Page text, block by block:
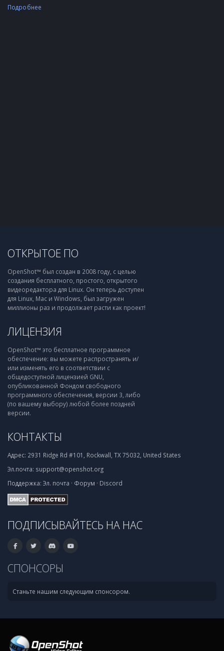
Подробнее
ОТКРЫТОЕ ПО
OpenShot™ был создан в 2008 году, с целью
создания бесплатного, простого, открытого
видеоредактора для Linux. Он теперь доступен
для Linux, Mac и Windows, был загружен
миллионы раз и продолжает расти как проект!
ЛИЦЕНЗИЯ
OpenShot™ это бесплатное программное
обеспечение: вы можете распространять и/
или изменять его в соответствии с
общедоступной лицензией GNU,
опубликованной Фондом свободного
программного обеспечения, версии 3, либо
(по вашему выбору) любой более поздней
версии.
КОНТАКТЫ
Адрес: 2931 Ridge Rd #101, Rockwall, TX 75032, United States
Эл.почта: support@openshot.org
Поддержка: Эл. почта · Форум · Discord
ПОДПИСЫВАЙТЕСЬ НА НАС
СПОНСОРЫ
Станьте нашим следующим спонсором.